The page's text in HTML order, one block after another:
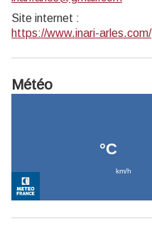
Site internet :
https://www.inari-arles.com/
Météo